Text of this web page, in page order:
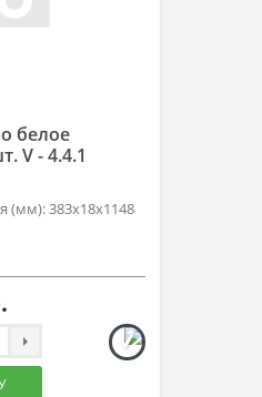
белое
V - 4.4.1
(мм): 383х18х1148